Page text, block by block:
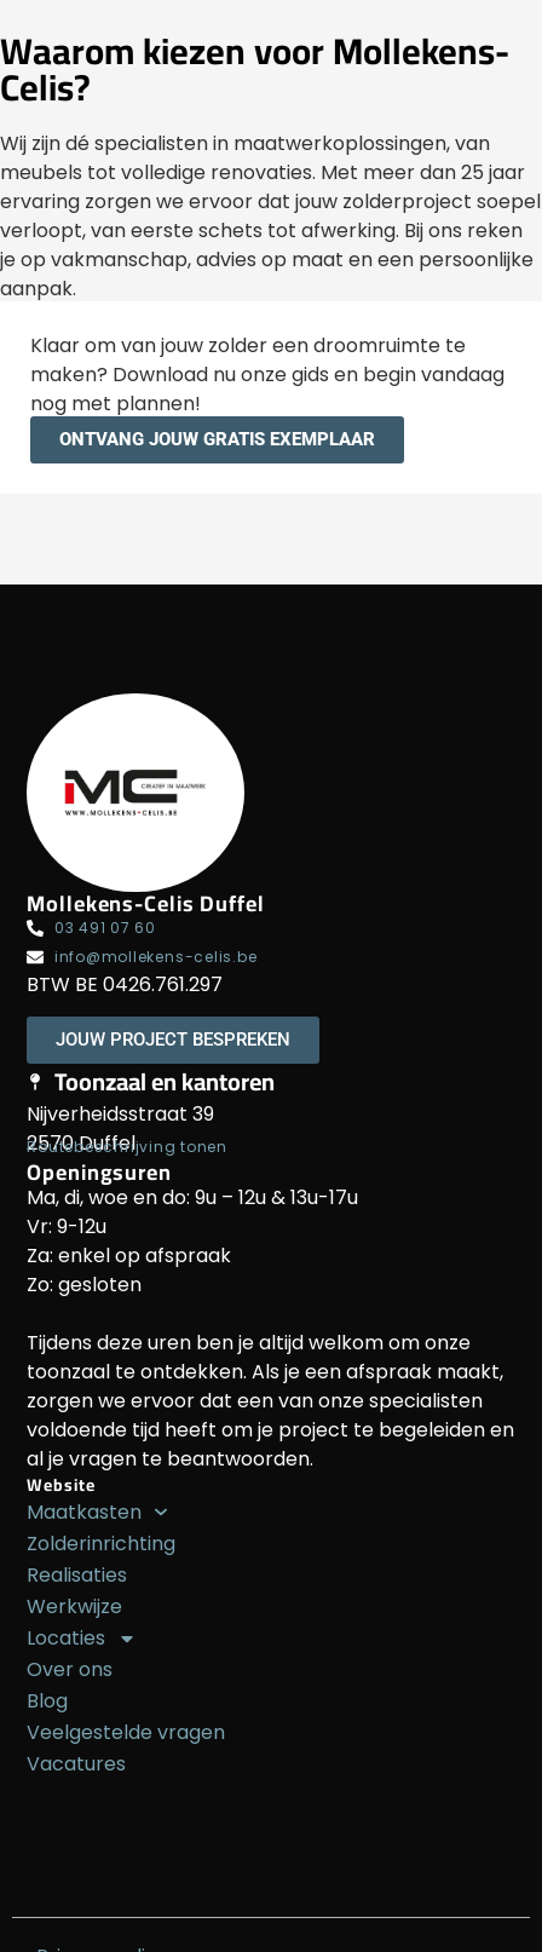
Waarom kiezen voor Mollekens-
Celis?
Wij zijn dé specialisten in maatwerkoplossingen, van
meubels tot volledige renovaties. Met meer dan 25 jaar
ervaring zorgen we ervoor dat jouw zolderproject soepel
verloopt, van eerste schets tot afwerking. Bij ons reken
je op vakmanschap, advies op maat en een persoonlijke
aanpak.
Klaar om van jouw zolder een droomruimte te
maken? Download nu onze gids en begin vandaag
nog met plannen!
ONTVANG JOUW GRATIS EXEMPLAAR
Mollekens-Celis Duffel
03 491 07 60
info@mollekens-celis.be
BTW BE 0426.761.297
JOUW PROJECT BESPREKEN
Toonzaal en kantoren
Nijverheidsstraat 39
2570 Duffel
Routebeschrijving tonen
Openingsuren
Ma, di, woe en do: 9u – 12u & 13u-17u
Vr: 9-12u
Za: enkel op afspraak
Zo: gesloten
Tijdens deze uren ben je altijd welkom om onze
toonzaal te ontdekken. Als je een afspraak maakt,
zorgen we ervoor dat een van onze specialisten
voldoende tijd heeft om je project te begeleiden en
al je vragen te beantwoorden.
Website
Maatkasten
Zolderinrichting
Realisaties
Werkwijze
Locaties
Over ons
Blog
Veelgestelde vragen
Vacatures